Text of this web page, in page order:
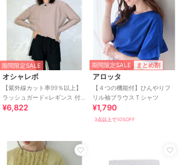
期間限定SALE
オシャレボ
【紫外線カット率99％以上】
ラッシュガード×レギンス 付
き タンキニ
¥6,822
期間限定SALE まとめ割
アロッタ
【４つの機能付】ひんやりフ
リル袖ブラウスＴシャツ
¥1,790
3点以上で10%OFF